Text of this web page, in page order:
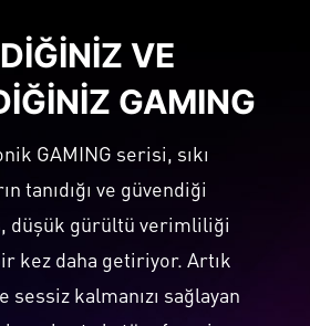
VE
GAMING
GAMING serisi, sıkı
tanıdığı ve güvendiği
düşük gürültü verimliliği
kez daha getiriyor. Artık
sessiz kalmanızı sağlayan